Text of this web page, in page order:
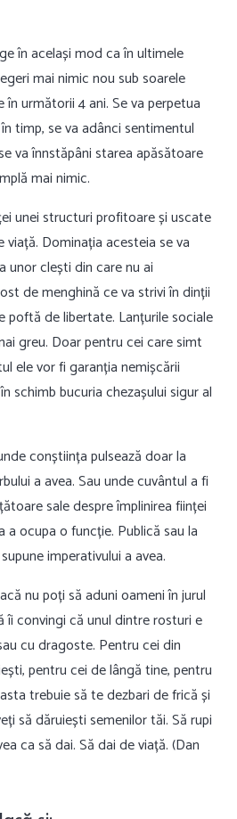
în același mod ca în ultimele
mai nimic nou sub soarele
următorii 4 ani. Se va perpetua
timp, se va adânci sentimentul
va înnstăpâni starea apăsătoare
mai nimic.
unei structuri profitoare și uscate
Dominația acesteia se va
unor clești din care nu ai
de menghină ce va strivi în dinții
poftă de libertate. Lanțurile sociale
greu. Doar pentru cei care simt
ele vor fi garanția nemișcării
schimb bucuria chezașului sigur al
conștiința pulsează doar la
a avea. Sau unde cuvântul a fi
sale despre împlinirea ființei
a ocupa o funcție. Publică sau la
imperativului a avea.
nu poți să aduni oameni în jurul
îi convingi că unul dintre rosturi e
cu dragoste. Pentru cei din
pentru cei de lângă tine, pentru
trebuie să te dezbari de frică și
să dăruiești semenilor tăi. Să rupi
ca să dai. Să dai de viață. (Dan